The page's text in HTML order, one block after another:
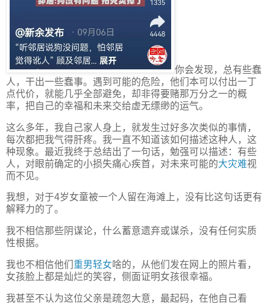
你会发现，总有些蠢
人，干出一些蠢事。遇到可能的危险，他们本可以付出一丁
点代价，就能几乎全部避免，却非得要赌那万分之一的概
率，把自己的幸福和未来交给虚无缥缈的运气。
这么多年，我自己家人身上，就发生过好多次类似的事情，
每次都把我气得肝疼。我一直不知道该如何描述这种人，这
种现象。最近我终于总结出了一句话，勉强可以描述：有些
人，对眼前确定的小损失痛心疾首，对未来可能的大灾难视
而不见。
我想，对于4岁女童被一个人留在海滩上，没有比这句话更有
解释力的了。
我不相信那些阴谋论，什么蓄意遗弃或谋杀，没有任何实质
性根据。
我也不相信他们 重男轻女啥的，从他们发在网上的照片看，
女孩脸上都是灿烂的笑容，侧面证明女孩很幸福。
我甚至不认为这位父亲是疏忽大意，最起码，在他自己看